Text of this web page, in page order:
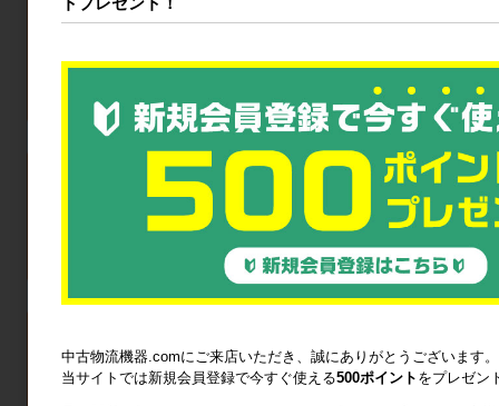
中古物流機器.comにご来店いただき、誠にありがとうございます。
当サイトでは新規会員登録で今すぐ使える500ポイント をプレゼン